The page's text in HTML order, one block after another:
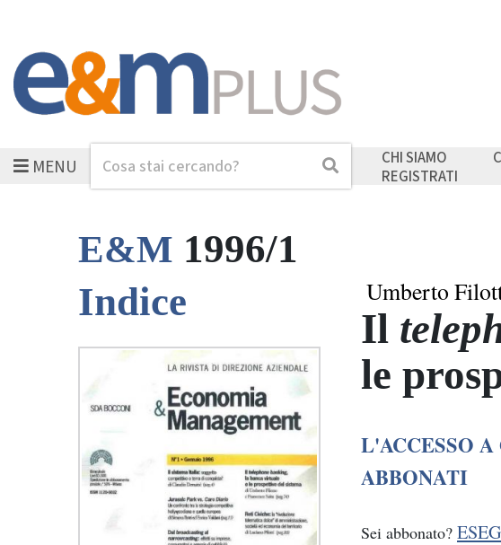
MENUCerca Cerca CHI SIAMO
REGISTRATI
E&M 1996/1
Indice
Umberto
Il
le
L'ACCESSO
ABBONATI
Sei abbonato?